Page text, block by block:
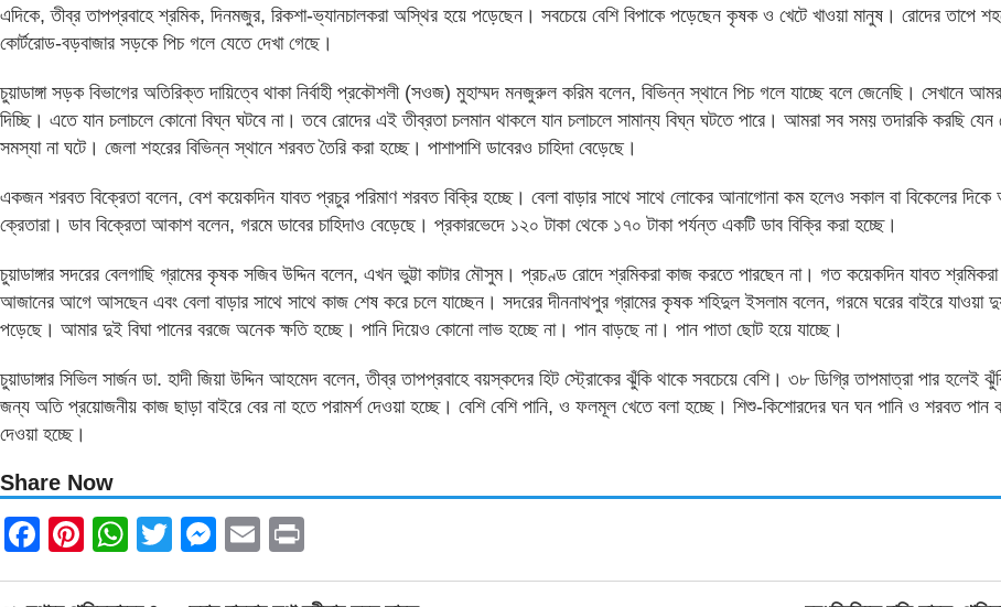
এদিকে, তীব্র তাপপ্রবাহে শ্রমিক, দিনমজুর, রিকশা-ভ্যানচালকরা অস্থির হয়ে পড়েছেন। সবচেয়ে বেশি বিপাকে পড়েছেন কৃষক ও খেটে খাওয়া মানুষ। রোদের তাপে
কোর্টরোড-বড়বাজার সড়কে পিচ গলে যেতে দেখা গেছে।
চুয়াডাঙ্গা সড়ক বিভাগের অতিরিক্ত দায়িত্বে থাকা নির্বাহী প্রকৌশলী (সওজ) মুহাম্মদ মনজুরুল করিম বলেন, বিভিন্ন স্থানে পিচ গলে যাচ্ছে বলে জেনেছি। সেখানে
দিচ্ছি। এতে যান চলাচলে কোনো বিঘ্ন ঘটবে না। তবে রোদের এই তীব্রতা চলমান থাকলে যান চলাচলে সামান্য বিঘ্ন ঘটতে পারে। আমরা সব সময় তদারকি করছি
সমস্যা না ঘটে। জেলা শহরের বিভিন্ন স্থানে শরবত তৈরি করা হচ্ছে। পাশাপাশি ডাবেরও চাহিদা বেড়েছে।
একজন শরবত বিক্রেতা বলেন, বেশ কয়েকদিন যাবত প্রচুর পরিমাণ শরবত বিক্রি হচ্ছে। বেলা বাড়ার সাথে সাথে লোকের আনাগোনা কম হলেও সকাল বা বিকেলের
ক্রেতারা। ডাব বিক্রেতা আকাশ বলেন, গরমে ডাবের চাহিদাও বেড়েছে। প্রকারভেদে ১২০ টাকা থেকে ১৭০ টাকা পর্যন্ত একটি ডাব বিক্রি করা হচ্ছে।
চুয়াডাঙ্গার সদরের বেলগাছি গ্রামের কৃষক সজিব উদ্দিন বলেন, এখন ভুট্টা কাটার মৌসুম। প্রচণ্ড রোদে শ্রমিকরা কাজ করতে পারছেন না। গত কয়েকদিন যাবত
আজানের আগে আসছেন এবং বেলা বাড়ার সাথে সাথে কাজ শেষ করে চলে যাচ্ছেন। সদরের দীননাথপুর গ্রামের কৃষক শহিদুল ইসলাম বলেন, গরমে ঘরের বাইরে যাওয়া
পড়েছে। আমার দুই বিঘা পানের বরজে অনেক ক্ষতি হচ্ছে। পানি দিয়েও কোনো লাভ হচ্ছে না। পান বাড়ছে না। পান পাতা ছোট হয়ে যাচ্ছে।
চুয়াডাঙ্গার সিভিল সার্জন ডা. হাদী জিয়া উদ্দিন আহমেদ বলেন, তীব্র তাপপ্রবাহে বয়স্কদের হিট স্ট্রোকের ঝুঁকি থাকে সবচেয়ে বেশি। ৩৮ ডিগ্রি তাপমাত্রা পার হলেই
জন্য অতি প্রয়োজনীয় কাজ ছাড়া বাইরে বের না হতে পরামর্শ দেওয়া হচ্ছে। বেশি বেশি পানি, ও ফলমূল খেতে বলা হচ্ছে। শিশু-কিশোরদের ঘন ঘন পানি ও শরবত পান
দেওয়া হচ্ছে।
Share Now
Facebook
Pinterest
WhatsApp
TwitterMessenger
Email